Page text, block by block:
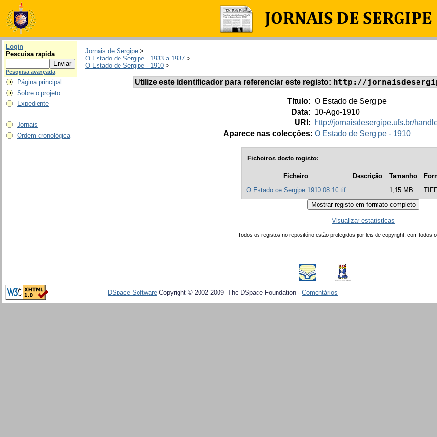
Login
Pesquisa rápida
Pesquisa avançada
Página principal
Sobre o projeto
Expediente
Jornais
Ordem cronológica
Jornais de Sergipe >
O Estado de Sergipe - 1933 a 1937 >
O Estado de Sergipe - 1910 >
Utilize este identificador para referenciar este registo: http://
Título: O Estado de Sergipe
Data: 10-Ago-1910
URI:
http://jornaisdesergipe.ufs.br/
Aparece nas colecções: O Estado de Sergipe - 1910
Ficheiros deste registo:
Ficheiro Descrição Tamanho
O Estado de Sergipe 1910.08.10.tif
1,15 MB TIFF
Visualizar estatísticas
Todos os registos no repositório estão protegidos por leis de copyright, com todos
DSpace Software Copyright © 2002-2009 The DSpace Foundation - Comentários